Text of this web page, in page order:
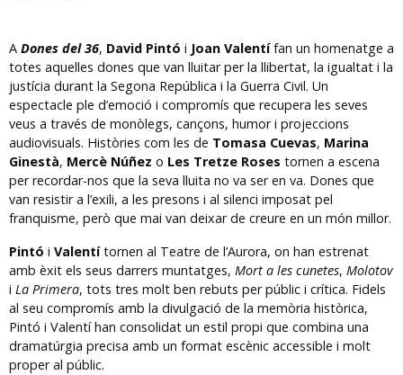
A Dones del 36, David Pintó i Joan Valentífan un homenatge a
totes aquelles dones que van lluitar per la llibertat, la igualtat i la
justícia durant la Segona República i la Guerra Civil. Un
espectacle ple d’emoció i compromís que recupera les seves
veus a través de monòlegs, cançons, humor i projeccions
audiovisuals. Històries com les de Tomasa Cuevas, Marina
Ginestà, Mercè Núñez o Les Tretze Roses tornen a escena
per recordar-nos que la seva lluita no va ser en va. Dones que
van resistir a l’exili, a les presons i al silenci imposat pel
franquisme, però que mai van deixar de creure en un món millor.
Pintó i Valentítornen al Teatre de l’Aurora, on han estrenat
amb èxit els seus darrers muntatges, Mort a les cunetes, Molotov
i La Primera, tots tres molt ben rebuts per públic i crítica. Fidels
al seu compromís amb la divulgació de la memòria històrica,
Pintó i Valentí han consolidat un estil propi que combina una
dramatúrgia precisa amb un format escènic accessible i molt
proper al públic.